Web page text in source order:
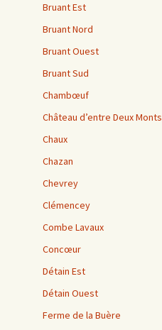
Bruant Est
Bruant Nord
Bruant Ouest
Bruant Sud
Chambœuf
Château d’entre Deux Monts
Chaux
Chazan
Chevrey
Clémencey
Combe Lavaux
Concœur
Détain Est
Détain Ouest
Ferme de la Buère